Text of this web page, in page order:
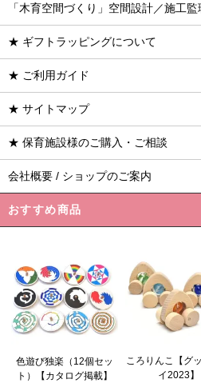
「木育空間づくり」空間設計／施工
★ ギフトラッピングについて
★ ご利用ガイド
★ サイトマップ
★ 保育施設様のご購入・ご相談
会社概要 / ショップのご案内
おすすめ商品
色遊び独楽（12個セッ
ト）【カタログ掲載】
ころりんこ【グ
イ2023】